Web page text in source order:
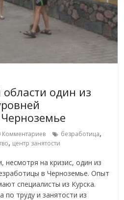
области один из
Комментариев безработица,
, центр занятости
несмотря на кризис, один из
в Черноземье. Опыт
специалисты из Курска.
по труду и занятости из